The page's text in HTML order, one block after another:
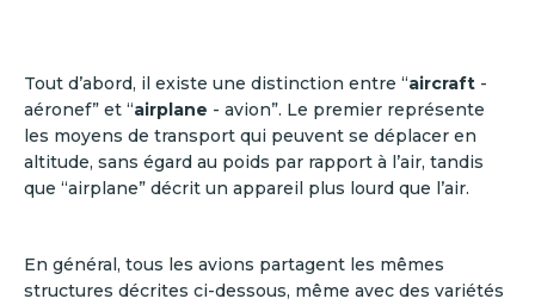
Tout d’abord, il existe une distinction entre “aircraft -
aéronef” et “airplane - avion”. Le premier représente
les moyens de transport qui peuvent se déplacer en
altitude, sans égard au poids par rapport à l’air, tandis
que “airplane” décrit un appareil plus lourd que l’air.
En général, tous les avions partagent les mêmes
structures décrites ci-dessous, même avec des variétés